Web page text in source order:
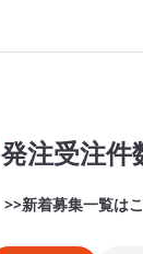
発注受注件
>>新着募集一覧は